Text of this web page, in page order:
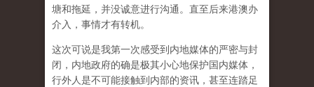
塘和拖延，并没诚意进行沟通。直至后来港澳办
介入，事情才有转机。
这次可说是我第一次感受到内地媒体的严密与封
闭，内地政府的确是极其小心地保护国内媒体，
行外人是不可能接触到内部的资讯，甚至连踏足